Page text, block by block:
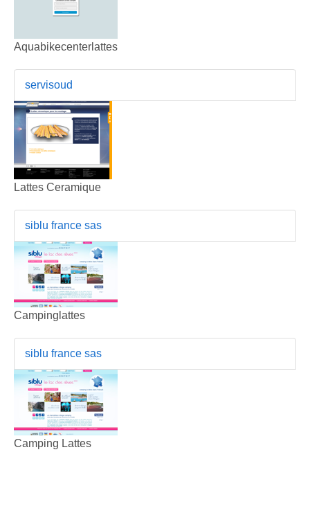
Aquabikecenterlattes
servisoud
Lattes Ceramique
siblu france sas
Campinglattes
siblu france sas
Camping Lattes